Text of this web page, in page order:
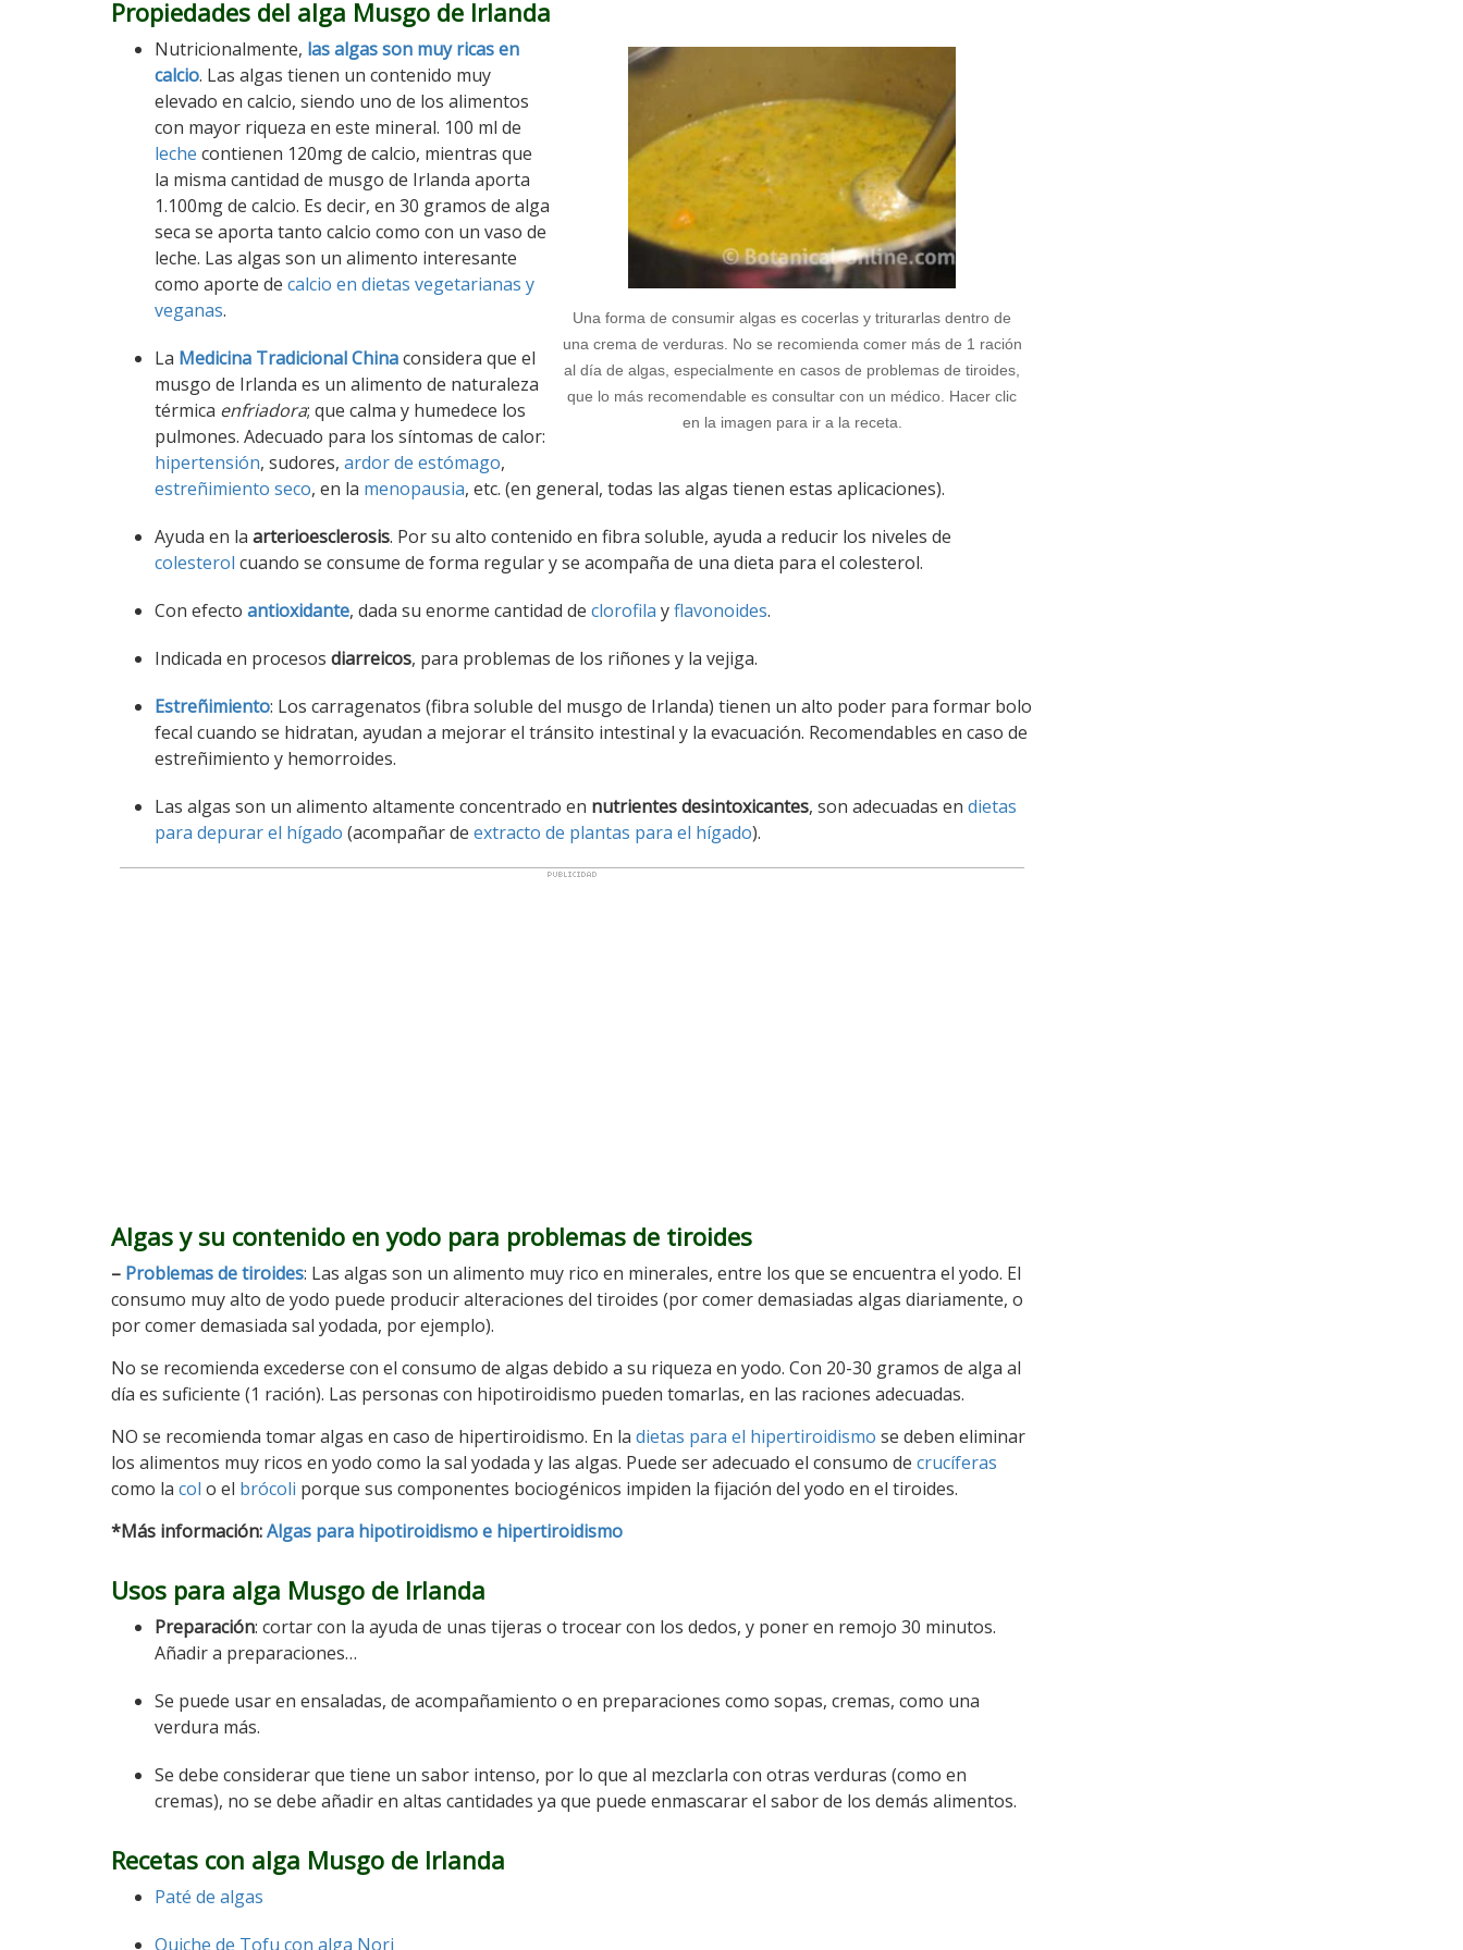
Propiedades del alga Musgo de Irlanda
Una forma de consumir algas es cocerlas y triturarlas dentro de
una crema de verduras. No se recomienda comer más de 1 ración
al día de algas, especialmente en casos de problemas de tiroides,
que lo más recomendable es consultar con un médico. Hacer clic
en la imagen para ir a la receta.
Nutricionalmente, las algas son muy ricas en
calcio. Las algas tienen un contenido muy
elevado en calcio, siendo uno de los alimentos
con mayor riqueza en este mineral. 100 ml de
leche contienen 120mg de calcio, mientras que
la misma cantidad de musgo de Irlanda aporta
1.100mg de calcio. Es decir, en 30 gramos de alga
seca se aporta tanto calcio como con un vaso de
leche. Las algas son un alimento interesante
como aporte de calcio en dietas vegetarianas y
veganas.
La Medicina Tradicional Chinaconsidera que el
musgo de Irlanda es un alimento de naturaleza
térmica enfriadora; que calma y humedece los
pulmones. Adecuado para los síntomas de calor:
hipertensión, sudores, ardor de estómago,
estreñimiento seco, en la menopausia, etc. (en general, todas las algas tienen estas aplicaciones).
Ayuda en la arterioesclerosis. Por su alto contenido en fibra soluble, ayuda a reducir los niveles de
colesterol cuando se consume de forma regular y se acompaña de una dieta para el colesterol.
Con efecto antioxidante, dada su enorme cantidad de clorofila yflavonoides.
Indicada en procesos diarreicos, para problemas de los riñones y la vejiga.
Estreñimiento: Los carragenatos (fibra soluble del musgo de Irlanda) tienen un alto poder para formar bolo
fecal cuando se hidratan, ayudan a mejorar el tránsito intestinal y la evacuación. Recomendables en caso de
estreñimiento y hemorroides.
Las algas son un alimento altamente concentrado en nutrientes desintoxicantes, son adecuadas en dietas
para depurar el hígado (acompañar de extracto de plantas para el hígado).
Algas y su contenido en yodo para problemas de tiroides
– Problemas de tiroides: Las algas son un alimento muy rico en minerales, entre los que se encuentra el yodo. El
consumo muy alto de yodo puede producir alteraciones del tiroides (por comer demasiadas algas diariamente, o
por comer demasiada sal yodada, por ejemplo).
No se recomienda excederse con el consumo de algas debido a su riqueza en yodo. Con 20-30 gramos de alga al
día es suficiente (1 ración). Las personas con hipotiroidismo pueden tomarlas, en las raciones adecuadas.
NO se recomienda tomar algas en caso de hipertiroidismo. En la dietas para el hipertiroidismo se deben eliminar
los alimentos muy ricos en yodo como la sal yodada y las algas. Puede ser adecuado el consumo de crucíferas
como la col o el brócoli porque sus componentes bociogénicos impiden la fijación del yodo en el tiroides.
*Más información:Algas para hipotiroidismo e hipertiroidismo
Usos para alga Musgo de Irlanda
Preparación: cortar con la ayuda de unas tijeras o trocear con los dedos, y poner en remojo 30 minutos.
Añadir a preparaciones…
Se puede usar en ensaladas, de acompañamiento o en preparaciones como sopas, cremas, como una
verdura más.
Se debe considerar que tiene un sabor intenso, por lo que al mezclarla con otras verduras (como en
cremas), no se debe añadir en altas cantidades ya que puede enmascarar el sabor de los demás alimentos.
Recetas con alga Musgo de Irlanda
Paté de algas
Quiche de Tofu con alga Nori